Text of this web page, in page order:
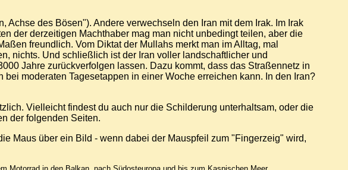
des Bösen"). Andere verwechseln den Iran mit dem Irak. Im Irak
der derzeitigen Machthaber mag man nicht unbedingt teilen, aber die
freundlich. Vom Diktat der Mullahs merkt man im Alltag, mal
nichts. Und schließlich ist der Iran voller landschaftlicher und
Jahre zurückverfolgen lassen. Dazu kommt, dass das Straßennetz in
moderaten Tagesetappen in einer Woche erreichen kann. In den Iran?
Vielleicht findest du auch nur die Schilderung unterhaltsam, oder die
der folgenden Seiten.
Maus über ein Bild - wenn dabei der Mauspfeil zum "Fingerzeig" wird,